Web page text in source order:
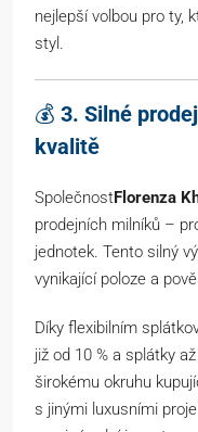
nejlepší volbou pro ty,
styl.
💰 3. Silné
kvalitě
SpolečnostFlorenza
prodejních milníků –
jednotek. Tento silný
vynikající poloze a
Díky flexibilním
již od 10 % a splátky
širokému okruhu
s jinými luxusními